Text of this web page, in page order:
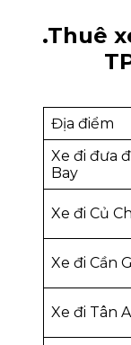
.Thuê
Địa điểm
Xe đi đưa
Bay
Xe đi Củ
Xe đi Cần
Xe đi Tân